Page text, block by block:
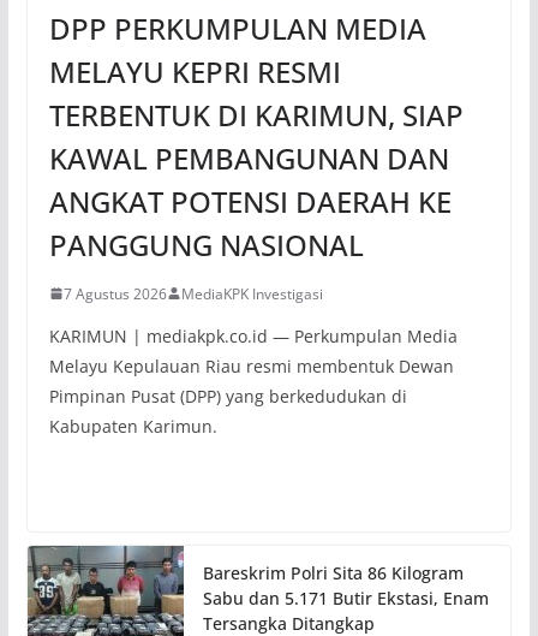
DPP PERKUMPULAN MEDIA
MELAYU KEPRI RESMI
TERBENTUK DI KARIMUN, SIAP
KAWAL PEMBANGUNAN DAN
ANGKAT POTENSI DAERAH KE
PANGGUNG NASIONAL
7 Agustus 2026 MediaKPK Investigasi
KARIMUN | mediakpk.co.id — Perkumpulan Media
Melayu Kepulauan Riau resmi membentuk Dewan
Pimpinan Pusat (DPP) yang berkedudukan di
Kabupaten Karimun.
Bareskrim Polri Sita 86 Kilogram
Sabu dan 5.171 Butir Ekstasi, Enam
Tersangka Ditangkap